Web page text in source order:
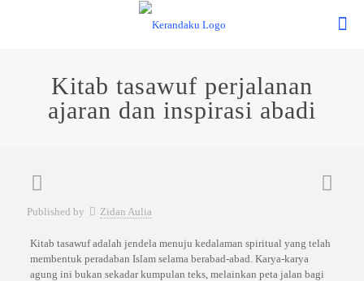
Kitab tasawuf perjalanan
ajaran dan inspirasi abadi
Published by Zidan Aulia
Kitab tasawuf adalah jendela menuju kedalaman spiritual yang telah
membentuk peradaban Islam selama berabad-abad. Karya-karya
agung ini bukan sekadar kumpulan teks, melainkan peta jalan bagi